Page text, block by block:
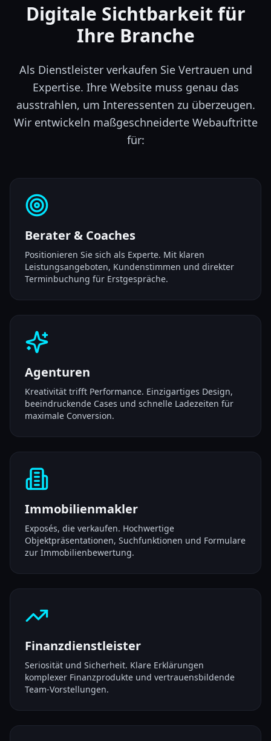
Digitale Sichtbarkeit für
Ihre Branche
Als Dienstleister verkaufen Sie Vertrauen und
Expertise. Ihre Website muss genau das
ausstrahlen, um Interessenten zu überzeugen.
Wir entwickeln maßgeschneiderte Webauftritte
für:
Berater & Coaches
Positionieren Sie sich als Experte. Mit klaren
Leistungsangeboten, Kundenstimmen und direkter
Terminbuchung für Erstgespräche.
Agenturen
Kreativität trifft Performance. Einzigartiges Design,
beeindruckende Cases und schnelle Ladezeiten für
maximale Conversion.
Immobilienmakler
Exposés, die verkaufen. Hochwertige
Objektpräsentationen, Suchfunktionen und Formulare
zur Immobilienbewertung.
Finanzdienstleister
Seriosität und Sicherheit. Klare Erklärungen
komplexer Finanzprodukte und vertrauensbildende
Team-Vorstellungen.